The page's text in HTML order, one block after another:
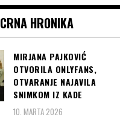
CRNA HRONIKA
MIRJANA PAJKOVIĆ
OTVORILA ONLYFANS,
OTVARANJE NAJAVILA
SNIMKOM IZ KADE
10. MARTA 2026